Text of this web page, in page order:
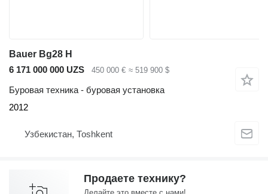
Bauer Bg28 H
6 171 000 000 UZS
450 000 € ≈ 519 900 $
Буровая техника - буровая установка
2012
Узбекистан, Тоshkent
Продаете технику?